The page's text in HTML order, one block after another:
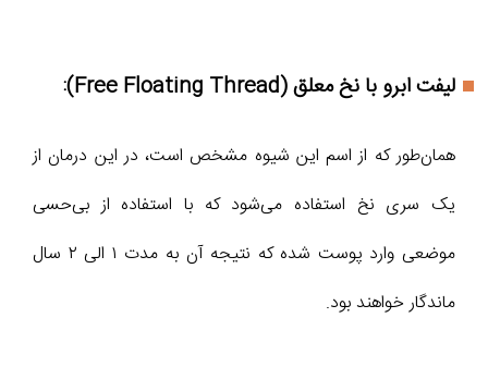
لیفت ابرو با نخ معلق (Free Floating Thread):
همان‌طور که از اسم این شیوه مشخص است، در این درمان از
یک سری نخ استفاده می‌شود که با استفاده از بی‌حسی
موضعی وارد پوست شده که نتیجه آن به مدت ۱ الی ۲ سال
ماندگار خواهند بود.